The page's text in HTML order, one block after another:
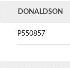
DONALDSON
P550857